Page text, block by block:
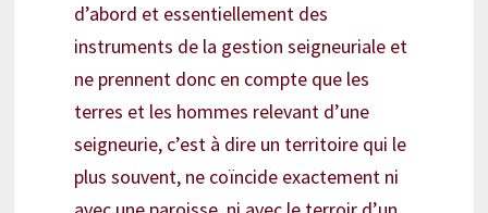
d’abord et essentiellement des
instruments de la gestion seigneuriale et
ne prennent donc en compte que les
terres et les hommes relevant d’une
seigneurie, c’est à dire un territoire qui le
plus souvent, ne coïncide exactement ni